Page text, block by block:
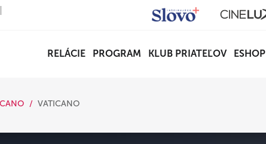
RELÁCIE PROGRAM KLUB PRIATEĽOV ESHOP
VATICANO